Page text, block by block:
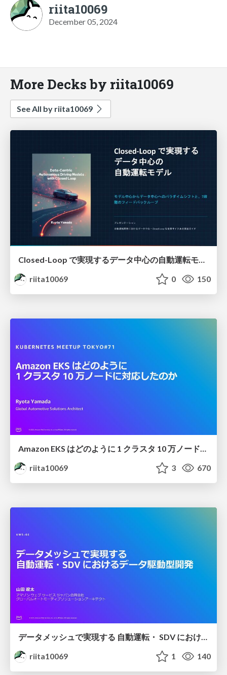
riita10069
December 05, 2024
More Decks by riita10069
See All by riita10069
Closed-Loop で実現するデータ中心の自動運転モデル / Data-Centric Autonomous Driving Models with Closed Loop
riita10069
0 150
riita10069
3 670
データメッシュで実現する 自動運転・ SDV におけるデータ駆動型開発 / Data Mesh for Data Driven Development
riita10069
1 140